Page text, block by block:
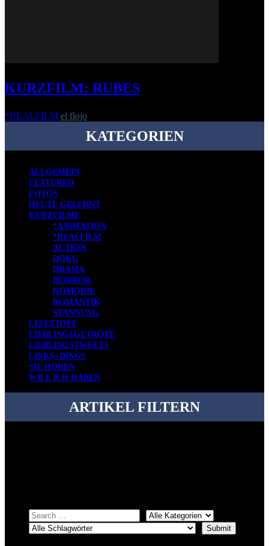
KURZFILM: RUBES
*REALFILM el flojo
KATEGORIEN
ALLGEMEIN
FEATURED
FOTOS
HEUTE GELERNT
KURZFILME
*ANIMATION
*REALFILM
ACTION
DOKU
DRAMA
HORROR
KOMÖDIE
ROMANTIK
SPANNUNG
LESESTOFF
LIEBLINGSGETRÖTE
LIEBLINGSTWEETS
LINKS+DINGS
SIE HÖREN
WILL ICH HABEN
ARTIKEL FILTERN